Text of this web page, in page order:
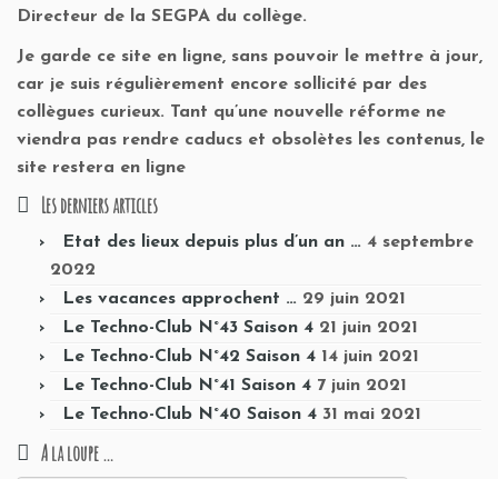
Directeur de la SEGPA du collège.
Je garde ce site en ligne, sans pouvoir le mettre à jour,
car je suis régulièrement encore sollicité par des
collègues curieux. Tant qu’une nouvelle réforme ne
viendra pas rendre caducs et obsolètes les contenus, le
site restera en ligne
Les derniers articles
Etat des lieux depuis plus d’un an … 4 septembre
2022
Les vacances approchent … 29 juin 2021
Le Techno-Club N°43 Saison 4 21 juin 2021
Le Techno-Club N°42 Saison 4 14 juin 2021
Le Techno-Club N°41 Saison 4 7 juin 2021
Le Techno-Club N°40 Saison 4 31 mai 2021
A la loupe …